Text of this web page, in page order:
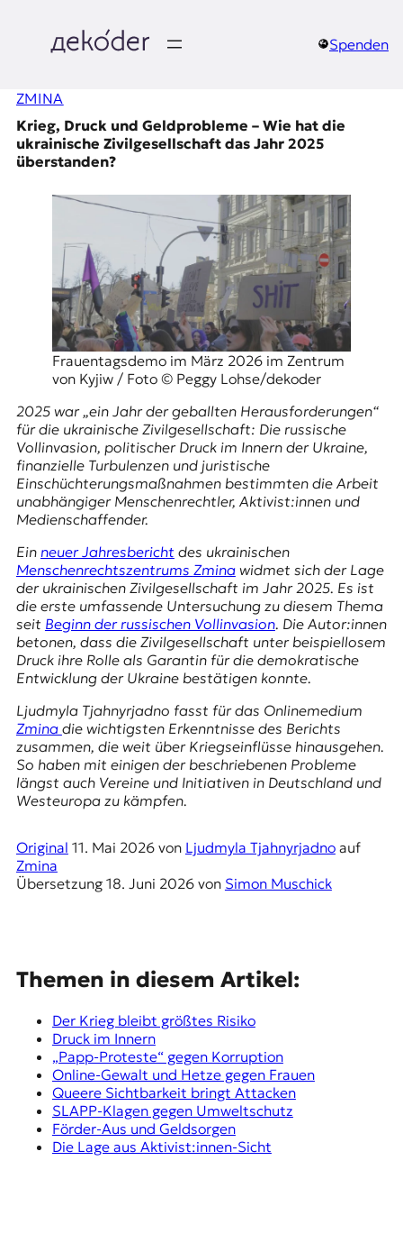
springen
e
k
E
K
O
D
E
R
W
s
s
e
n
,
J
o
u
a
l
u
n
Spenden
ZMINA
Krieg, Druck und Geldprobleme – Wie hat die
ukrainische Zivilgesellschaft das Jahr 2025
überstanden?
Frauentagsdemo im März 2026 im Zentrum
von Kyjiw / Foto © Peggy Lohse/dekoder
2025 war „ein Jahr der geballten Herausforderungen“
für die ukrainische Zivilgesellschaft: Die russische
Vollinvasion, politischer Druck im Innern der Ukraine,
finanzielle Turbulenzen und juristische
Einschüchterungsmaßnahmen bestimmten die Arbeit
unabhängiger Menschenrechtler, Aktivist:innen und
Medienschaffender.
Ein neuer Jahresbericht des ukrainischen
Menschenrechtszentrums Zminawidmet sich der Lage
der ukrainischen Zivilgesellschaft im Jahr 2025. Es ist
die erste umfassende Untersuchung zu diesem Thema
seit Beginn der russischen Vollinvasion. Die Autor:innen
betonen, dass die Zivilgesellschaft unter beispiellosem
Druck ihre Rolle als Garantin für die demokratische
Entwicklung der Ukraine bestätigen konnte.
Ljudmyla Tjahnyrjadno fasst für das Onlinemedium
Zmina die wichtigsten Erkenntnisse des Berichts
zusammen, die weit über Kriegseinflüsse hinausgehen.
So haben mit einigen der beschriebenen Probleme
längst auch Vereine und Initiativen in Deutschland und
Westeuropa zu kämpfen.
Original 11. Mai 2026von Ljudmyla Tjahnyrjadnoauf
Zmina
Übersetzung 18. Juni 2026von Simon Muschick
Themen in diesem Artikel:
Der Krieg bleibt größtes Risiko
Druck im Innern
„Papp-Proteste“ gegen Korruption
Online-Gewalt und Hetze gegen Frauen
Queere Sichtbarkeit bringt Attacken
SLAPP-Klagen gegen Umweltschutz
Förder-Aus und Geldsorgen
Die Lage aus Aktivist:innen-Sicht